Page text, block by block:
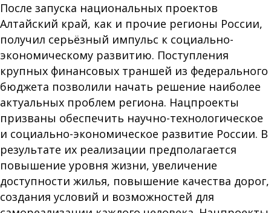
После запуска национальных проектов
Алтайский край, как и прочие регионы России,
получил серьёзный импульс к социально-
экономическому развитию. Поступления
крупных финансовых траншей из федерального
бюджета позволили начать решение наиболее
актуальных проблем региона. Нацпроекты
призваны обеспечить научно-технологическое
и социально-экономическое развитие России. В
результате их реализации предполагается
повышение уровня жизни, увеличение
доступности жилья, повышение качества дорог,
создания условий и возможностей для